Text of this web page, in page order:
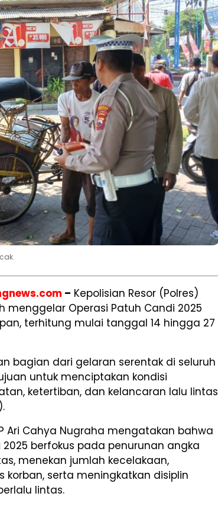
– Kepolisian Resor (Polres)
menggelar Operasi Patuh Candi 2025
terhitung mulai tanggal 14 hingga 27
bagian dari gelaran serentak di seluruh
untuk menciptakan kondisi
ketertiban, dan kelancaran lalu lintas
Ari Cahya Nugraha mengatakan bahwa
berfokus pada penurunan angka
menekan jumlah kecelakaan,
serta meningkatkan disiplin
lintas.